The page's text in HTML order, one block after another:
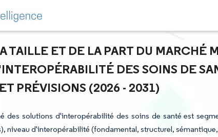
TAILLE ET DE LA PART DU MARCHÉ
DES SOINS DE
PRÉVISIONS (2026 - 2031)
des solutions d'interopérabilité des soins de santé est
niveau d'interopérabilité (fondamental, structurel,